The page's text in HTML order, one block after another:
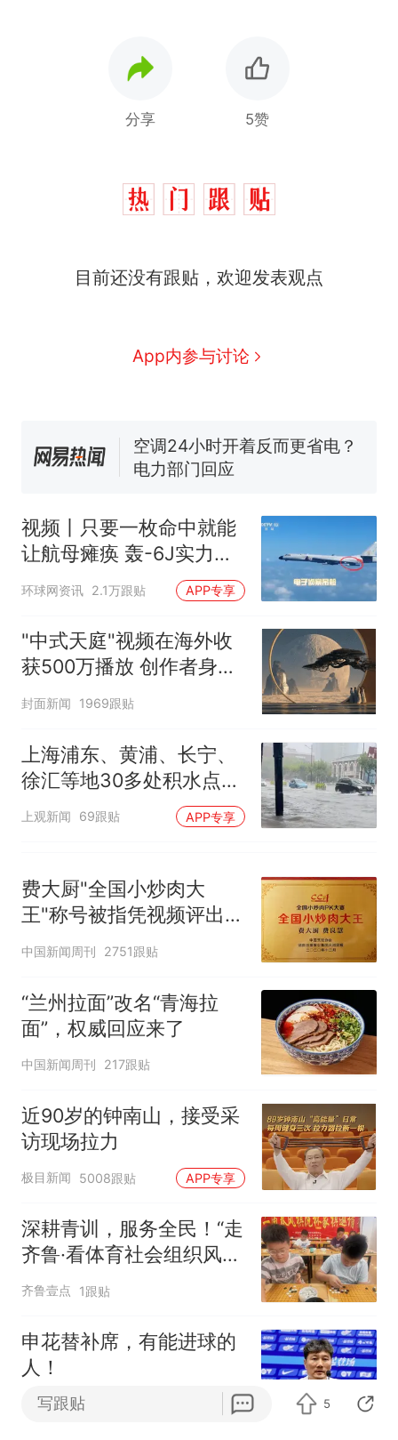
分享 5赞
目前还没有跟贴，欢迎发表观点
App内参与讨论
新 全球唯一没有法定首都的国
线一圈，还曾两次到中国寻根
5060元才肯搬上楼！女子傻眼
了……
视频丨只要一枚命中就能让航
电力部门回应
5万的小车卖不动，40万以上
热
十多万人报名的考试，成绩
全部作废，公平么？
视频丨只要一枚命中就能
让航母瘫痪 轰-6J实力有
多强？
环球网资讯 2.1万跟贴 APP专享
"中式天庭"视频在海外收
获500万播放 创作者身份
披露
封面新闻 1969跟贴
上海浦东、黄浦、长宁、
徐汇等地30多处积水点正
在抢排
上观新闻 69跟贴 APP专享
费大厨"全国小炒肉大
王"称号被指凭视频评出
官方回应
中国新闻周刊 2751跟贴
“兰州拉面”改名“青海拉
面”，权威回应来了
中国新闻周刊 217跟贴
近90岁的钟南山，接受采
访现场拉力
极目新闻 5008跟贴 APP专享
深耕青训，服务全民！“走
齐鲁·看体育社会组织风
采”走进沂水
齐鲁壹点 1跟贴
申花替补席，有能进球的
人！
新民晚报 45跟贴
写跟贴 5